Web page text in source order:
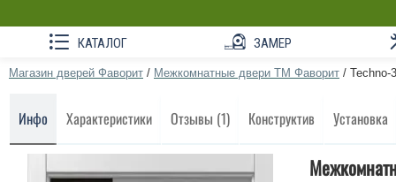
КАТАЛОГ ЗАМЕР
Магазин дверей Фаворит / Межкомнатные двери ТМ Фаворит / Techno-
Инфо Характеристики Отзывы (1) Конструктив Установка